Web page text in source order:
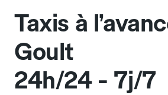
Taxis à
Goult
24h/24 - 7j/7